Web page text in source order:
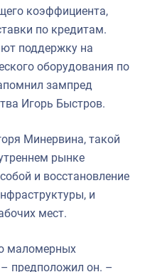
коэффициента,
по кредитам.
поддержку на
оборудования по
зампред
Игорь Быстров.
Минервина, такой
рынке
и восстановление
и
мест.
маломерных
предположил он. –